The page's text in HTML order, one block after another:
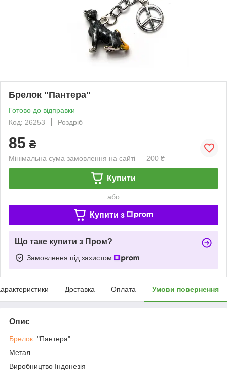
Брелок "Пантера"
Готово до відправки
Код: 26253
Роздріб
85 ₴
Мінімальна сума замовлення на сайті — 200 ₴
Купити
або
Купити з
Що таке купити з Пром?
Замовлення під захистом
Доставка Оплата Умови повернення
Опис
Брелок "Пантера"
Метал
Виробництво Індонезія